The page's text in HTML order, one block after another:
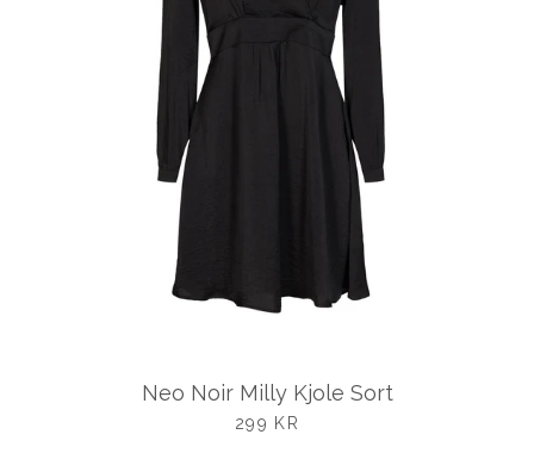
Neo Noir Milly Kjole Sort
UDSALGSPRIS
299 KR